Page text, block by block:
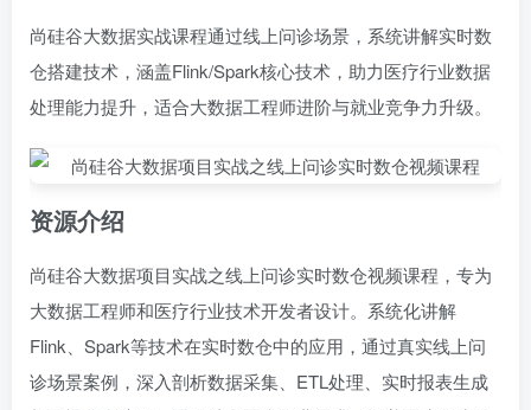
尚硅谷大数据实战课程通过线上问诊场景，系统讲解实时数
仓搭建技术，涵盖Flink/Spark核心技术，助力医疗行业数据
处理能力提升，适合大数据工程师进阶与就业竞争力升级。
资源介绍
尚硅谷大数据项目实战之线上问诊实时数仓视频课程，专为
大数据工程师和医疗行业技术开发者设计。系统化讲解
Flink、Spark等技术在实时数仓中的应用，通过真实线上问
诊场景案例，深入剖析数据采集、ETL处理、实时报表生成